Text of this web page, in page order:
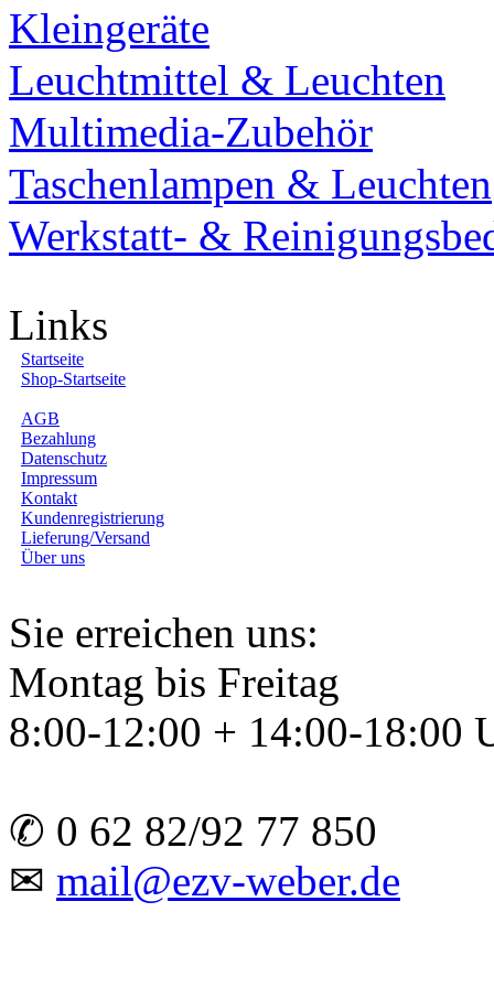
Kleingeräte
Leuchtmittel & Leuchten
Multimedia-Zubehör
Taschenlampen & Leuchten
Werkstatt- &
Links
Startseite
Shop-Startseite
AGB
Bezahlung
Datenschutz
Impressum
Kontakt
Kundenregistrierung
Lieferung/Versand
Über uns
Sie erreichen uns:
Montag bis Freitag
8:00-12:00 + 14:00-18:00
✆ 0 62 82/92 77 850
✉ mail@ezv-weber.de